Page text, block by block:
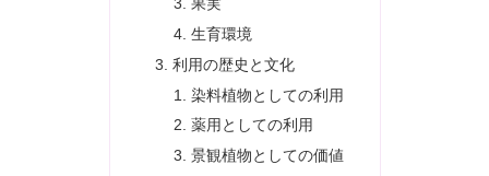
生育環境
利用の歴史と文化
染料植物としての利用
薬用としての利用
景観植物としての価値